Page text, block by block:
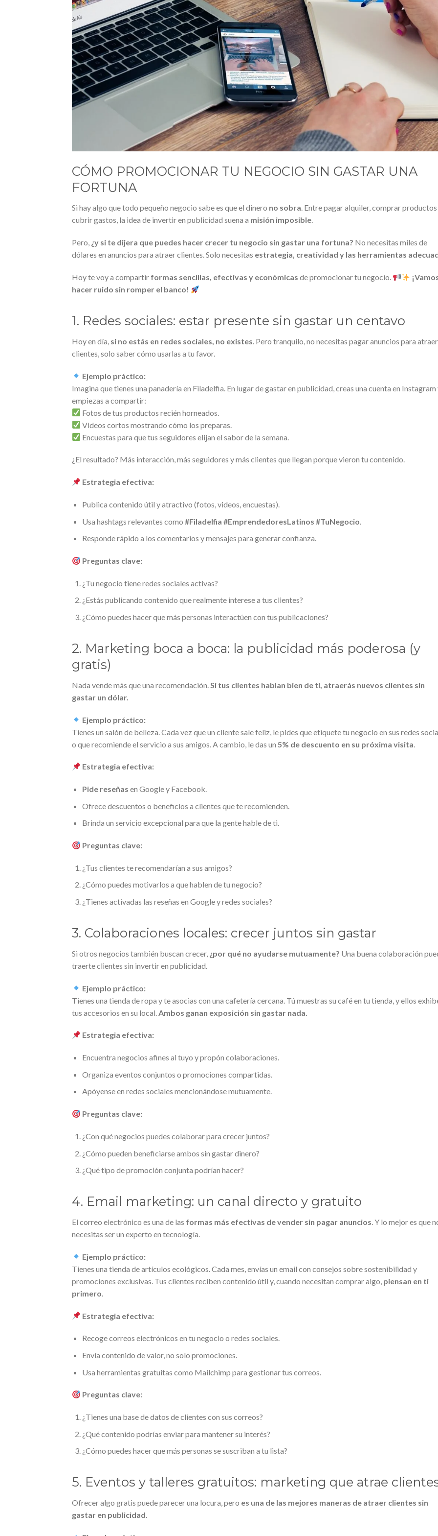
CÓMO PROMOCIONAR TU NEGOCIO SIN GASTAR UNA
FORTUNA
Si hay algo que todo pequeño negocio sabe es que el dinero no sobra. Entre pagar alquiler, comprar
cubrir gastos, la idea de invertir en publicidad suena a misión imposible.
Pero, ¿y si te dijera que puedes hacer crecer tu negocio sin gastar una fortuna? No necesitas miles de
dólares en anuncios para atraer clientes. Solo necesitas estrategia, creatividad y las herramientas
Hoy te voy a compartir formas sencillas, efectivas y económicas de promocionar tu negocio.
hacer ruido sin romper el banco!
1. Redes sociales: estar presente sin gastar un centavo
Hoy en día, si no estás en redes sociales, no existes . Pero tranquilo, no necesitas pagar anuncios para atraer
clientes, solo saber cómo usarlas a tu favor.
Ejemplo práctico:
Imagina que tienes una panadería en Filadelfia. En lugar de gastar en publicidad, creas una cuenta en Instagram
empiezas a compartir:
Fotos de tus productos recién horneados.
Videos cortos mostrando cómo los preparas.
Encuestas para que tus seguidores elijan el sabor de la semana.
¿El resultado? Más interacción, más seguidores y más clientes que llegan porque vieron tu contenido.
Estrategia efectiva:
Publica contenido útil y atractivo (fotos, videos, encuestas).
Usa hashtags relevantes como #Filadelfia #EmprendedoresLatinos #TuNegocio
Responde rápido a los comentarios y mensajes para generar confianza.
Preguntas clave:
¿Tu negocio tiene redes sociales activas?
¿Estás publicando contenido que realmente interese a tus clientes?
¿Cómo puedes hacer que más personas interactúen con tus publicaciones?
2. Marketing boca a boca: la publicidad más poderosa (y
gratis)
Nada vende más que una recomendación. Si tus clientes hablan bien de ti, atraerás nuevos clientes sin
gastar un dólar.
Ejemplo práctico:
Tienes un salón de belleza. Cada vez que un cliente sale feliz, le pides que etiquete tu negocio en sus redes
o que recomiende el servicio a sus amigos. A cambio, le das un 5% de descuento en su próxima visita
Estrategia efectiva:
Pide reseñas en Google y Facebook.
Ofrece descuentos o beneficios a clientes que te recomienden.
Brinda un servicio excepcional para que la gente hable de ti.
Preguntas clave:
¿Tus clientes te recomendarían a sus amigos?
¿Cómo puedes motivarlos a que hablen de tu negocio?
¿Tienes activadas las reseñas en Google y redes sociales?
3. Colaboraciones locales: crecer juntos sin gastar
Si otros negocios también buscan crecer, ¿por qué no ayudarse mutuamente? Una buena colaboración
traerte clientes sin invertir en publicidad.
Ejemplo práctico:
Tienes una tienda de ropa y te asocias con una cafetería cercana. Tú muestras su café en tu tienda, y ellos
tus accesorios en su local. Ambos ganan exposición sin gastar nada.
Estrategia efectiva:
Encuentra negocios afines al tuyo y propón colaboraciones.
Organiza eventos conjuntos o promociones compartidas.
Apóyense en redes sociales mencionándose mutuamente.
Preguntas clave:
¿Con qué negocios puedes colaborar para crecer juntos?
¿Cómo pueden beneficiarse ambos sin gastar dinero?
¿Qué tipo de promoción conjunta podrían hacer?
4. Email marketing: un canal directo y gratuito
El correo electrónico es una de las formas más efectivas de vender sin pagar anuncios. Y lo mejor es que
necesitas ser un experto en tecnología.
Ejemplo práctico:
Tienes una tienda de artículos ecológicos. Cada mes, envías un email con consejos sobre sostenibilidad y
promociones exclusivas. Tus clientes reciben contenido útil y, cuando necesitan comprar algo, piensan en ti
primero.
Estrategia efectiva:
Recoge correos electrónicos en tu negocio o redes sociales.
Envía contenido de valor, no solo promociones.
Usa herramientas gratuitas como Mailchimp para gestionar tus correos.
Preguntas clave:
¿Tienes una base de datos de clientes con sus correos?
¿Qué contenido podrías enviar para mantener su interés?
¿Cómo puedes hacer que más personas se suscriban a tu lista?
5. Eventos y talleres gratuitos: marketing que atrae
Ofrecer algo gratis puede parecer una locura, pero es una de las mejores maneras de atraer clientes sin
gastar en publicidad.